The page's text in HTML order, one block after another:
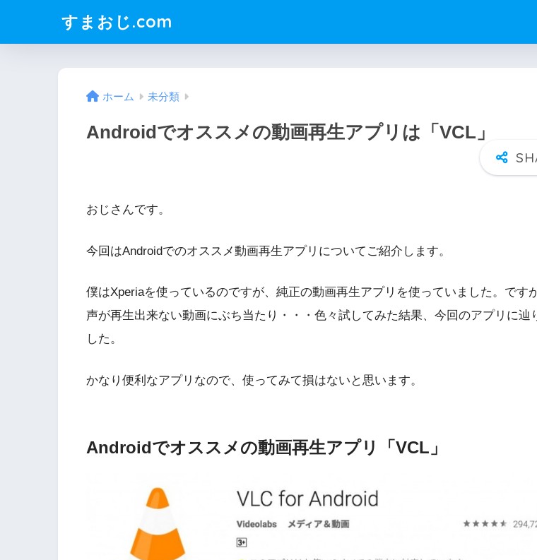
すまおじ.com
ホーム 未分類
Androidでオススメの動画再生アプリは「VCL」
おじさんです。
今回はAndroidでのオススメ動画再生アプリについてご紹介します。
僕はXperiaを使っているのですが、純正の動画再生アプリを使っていました。です
声が再生出来ない動画にぶち当たり・・・色々試してみた結果、今回のアプリに辿
した。
かなり便利なアプリなので、使ってみて損はないと思います。
Androidでオススメの動画再生アプリ「VCL」